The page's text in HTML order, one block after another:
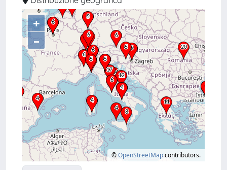
+
–
©OpenStreetMapcontributors.